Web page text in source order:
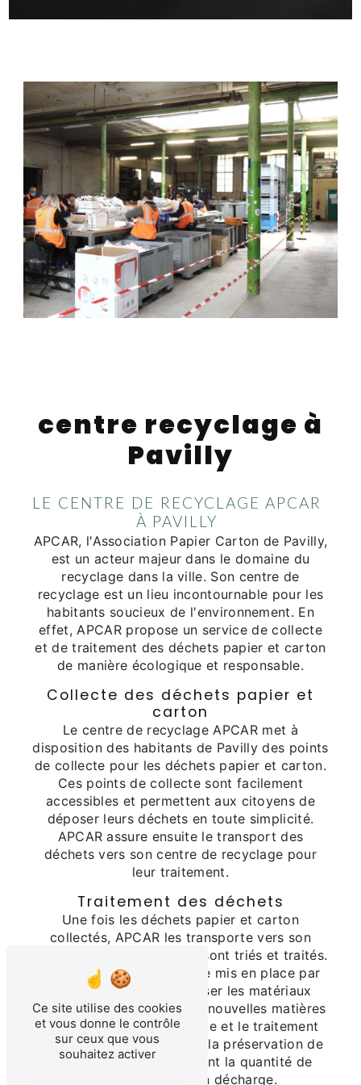
centre recyclage à
Pavilly
LE CENTRE DE RECYCLAGE APCAR
À PAVILLY
APCAR, l'Association Papier Carton de Pavilly,
est un acteur majeur dans le domaine du
recyclage dans la ville. Son centre de
recyclage est un lieu incontournable pour les
habitants soucieux de l'environnement. En
effet, APCAR propose un service de collecte
et de traitement des déchets papier et carton
de manière écologique et responsable.
Collecte des déchets papier et
carton
Le centre de recyclage APCAR met à
disposition des habitants de Pavilly des points
de collecte pour les déchets papier et carton.
Ces points de collecte sont facilement
accessibles et permettent aux citoyens de
déposer leurs déchets en toute simplicité.
APCAR assure ensuite le transport des
déchets vers son centre de recyclage pour
leur traitement.
Traitement des déchets
Une fois les déchets papier et carton
collectés, APCAR les transporte vers son
centre de recyclage où ils sont triés et traités.
Le processus de recyclage mis en place par
APCAR permet de valoriser les matériaux
récupérés pour en faire de nouvelles matières
premières. Ainsi, la collecte et le traitement
des déchets contribuent à la préservation de
l'environnement en limitant la quantité de
déchets envoyés en décharge.
Ce site utilise des cookies
et vous donne le contrôle
sur ceux que vous
souhaitez activer